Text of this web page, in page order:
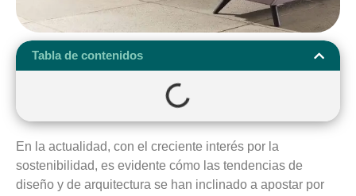
Tabla de contenidos
En la actualidad, con el creciente interés por la
sostenibilidad, es evidente cómo las tendencias de
diseño y de arquitectura se han inclinado a apostar por